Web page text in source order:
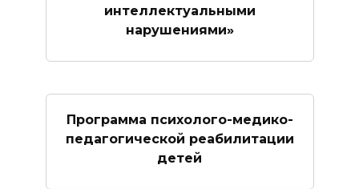
интеллектуальными
нарушениями»
Программа психолого-медико-
педагогической реабилитации
детей